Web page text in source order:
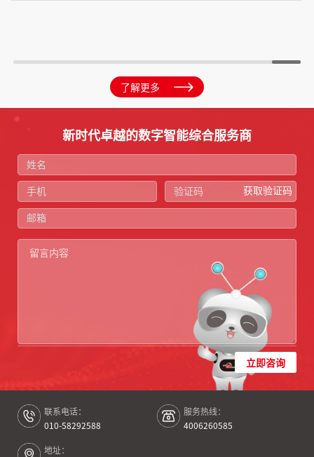
了解更多
新时代卓越的数字智能综合服务商
获取验证码
立即咨询
联系电话：
010-58292588
服务热线：
4006260585
地址：